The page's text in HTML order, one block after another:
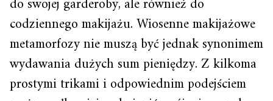
codziennego makijażu. Wiosenne makijażowe
metamorfozy nie muszą być jednak synonimem
wydawania dużych sum pieniędzy. Z kilkoma
prostymi trikami i odpowiednim podejściem